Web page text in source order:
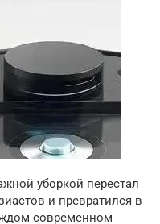
уборкой перестал
и превратился в
современном